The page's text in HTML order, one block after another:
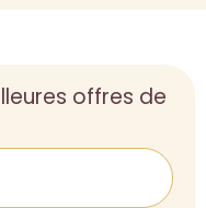
offres de